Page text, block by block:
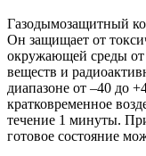
Газодымозащитный
Он защищает от
окружающей среды от
веществ и
диапазоне от –40 до
кратковременное
течение 1 минуты.
готовое состояние